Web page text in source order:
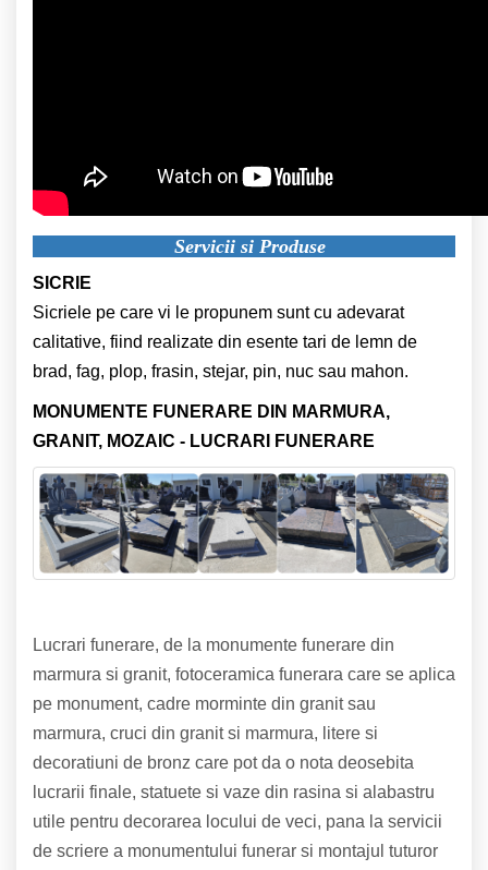
Servicii si Produse
SICRIE
Sicriele pe care vi le propunem sunt cu adevarat
calitative, fiind realizate din esente tari de lemn de
brad, fag, plop, frasin, stejar, pin, nuc sau mahon.
MONUMENTE FUNERARE DIN MARMURA,
GRANIT, MOZAIC - LUCRARI FUNERARE
Lucrari funerare, de la monumente funerare din
marmura si granit, fotoceramica funerara care se aplica
pe monument, cadre morminte din granit sau
marmura, cruci din granit si marmura, litere si
decoratiuni de bronz care pot da o nota deosebita
lucrarii finale, statuete si vaze din rasina si alabastru
utile pentru decorarea locului de veci, pana la servicii
de scriere a monumentului funerar si montajul tuturor